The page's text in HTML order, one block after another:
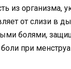
из организма,
от слизи в
болями,
при